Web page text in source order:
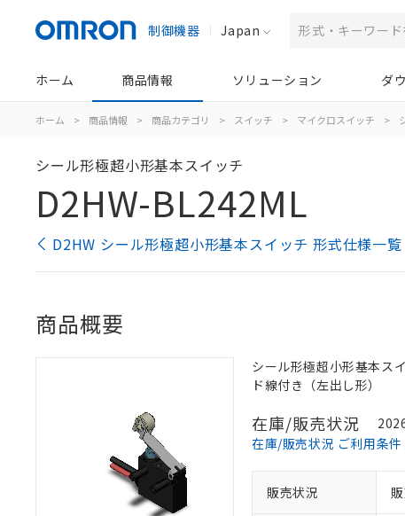
制御機器 Japan
ホーム 商品情報 ソリューション ダ
ホーム > 商品情報 > 商品カテゴリ > スイッチ > マイクロスイッチ >
シール形極超小形基本スイッチ
D2HW-BL242ML
D2HW シール形極超小形基本スイッチ 形式仕様一覧
商品概要
シール形極超小形基本ス
ド線付き（左出し形）
在庫/販売状況
在庫/販売状況 ご利用条件
販売状況